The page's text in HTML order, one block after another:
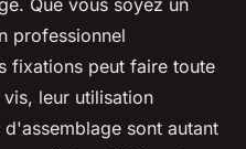
professionnel
fixations peut faire toute
leur utilisation
sont autant